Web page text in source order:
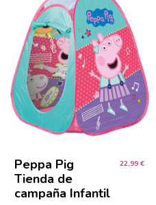
Peppa Pig
Tienda de
campaña Infantil
22,99 €